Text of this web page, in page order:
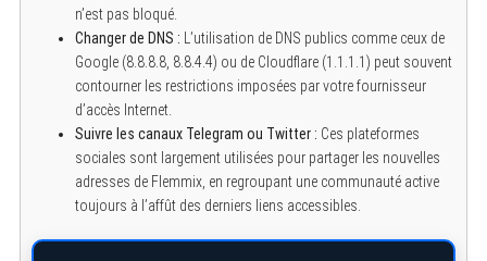
n’est pas bloqué.
Changer de DNS : L’utilisation de DNS publics comme ceux de
Google (8.8.8.8, 8.8.4.4) ou de Cloudflare (1.1.1.1) peut souvent
contourner les restrictions imposées par votre fournisseur
d’accès Internet.
Suivre les canaux Telegram ou Twitter : Ces plateformes
sociales sont largement utilisées pour partager les nouvelles
adresses de Flemmix, en regroupant une communauté active
toujours à l’affût des derniers liens accessibles.